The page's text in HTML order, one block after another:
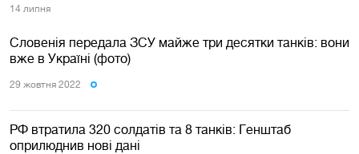
14 липня
Словенія передала ЗСУ майже три десятки танків: вони
вже в Україні (фото)
29 жовтня 2022
РФ втратила 320 солдатів та 8 танків: Генштаб
оприлюднив нові дані